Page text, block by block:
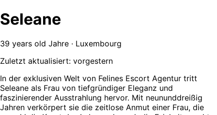
Seleane
39 years old Jahre · Luxembourg
Zuletzt aktualisiert: vorgestern
In der exklusiven Welt von Felines Escort Agentur tritt
Seleane als Frau von tiefgründiger Eleganz und
faszinierender Ausstrahlung hervor. Mit neununddreißig
Jahren verkörpert sie die zeitlose Anmut einer Frau, die